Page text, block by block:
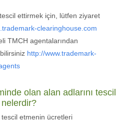
ettirmek için, lütfen ziyaret
clearinghouse.com
TMCH agentalarından
http://www.trademark-
olan alan adlarını tescil
tescil etmenin ücretleri